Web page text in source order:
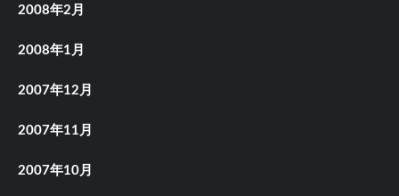
2008年2月
2008年1月
2007年12月
2007年11月
2007年10月